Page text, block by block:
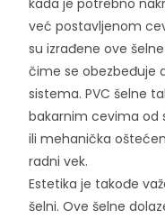
kada je potrebno
već postavljenom
su izrađene ove
čime se obezbeđuje
sistema. PVC šelne
bakarnim cevima od
ili mehanička
radni vek.
Estetika je takođe
šelni. Ove šelne